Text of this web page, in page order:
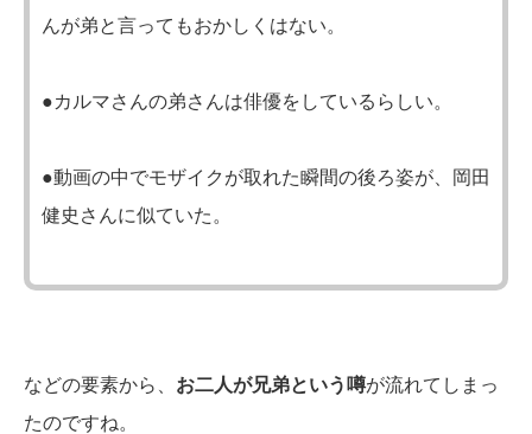
んが弟と言ってもおかしくはない。
●カルマさんの弟さんは俳優をしているらしい。
●動画の中でモザイクが取れた瞬間の後ろ姿が、岡田
健史さんに似ていた。
などの要素から、 お二人が兄弟という噂が流れてしまっ
たのですね。